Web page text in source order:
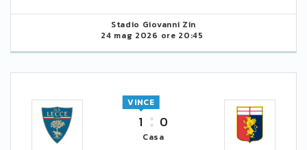
Stadio Giovanni Zin
24 mag 2026 ore 20:45
1
VINCE
0
Casa